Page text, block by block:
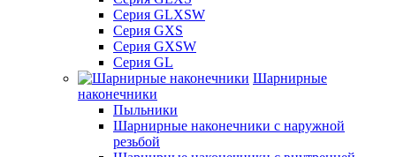
Серия GLXSW
Серия GXS
Серия GXSW
Серия GL
Шарнирные
наконечники
Пыльники
Шарнирные наконечники с наружной
резьбой